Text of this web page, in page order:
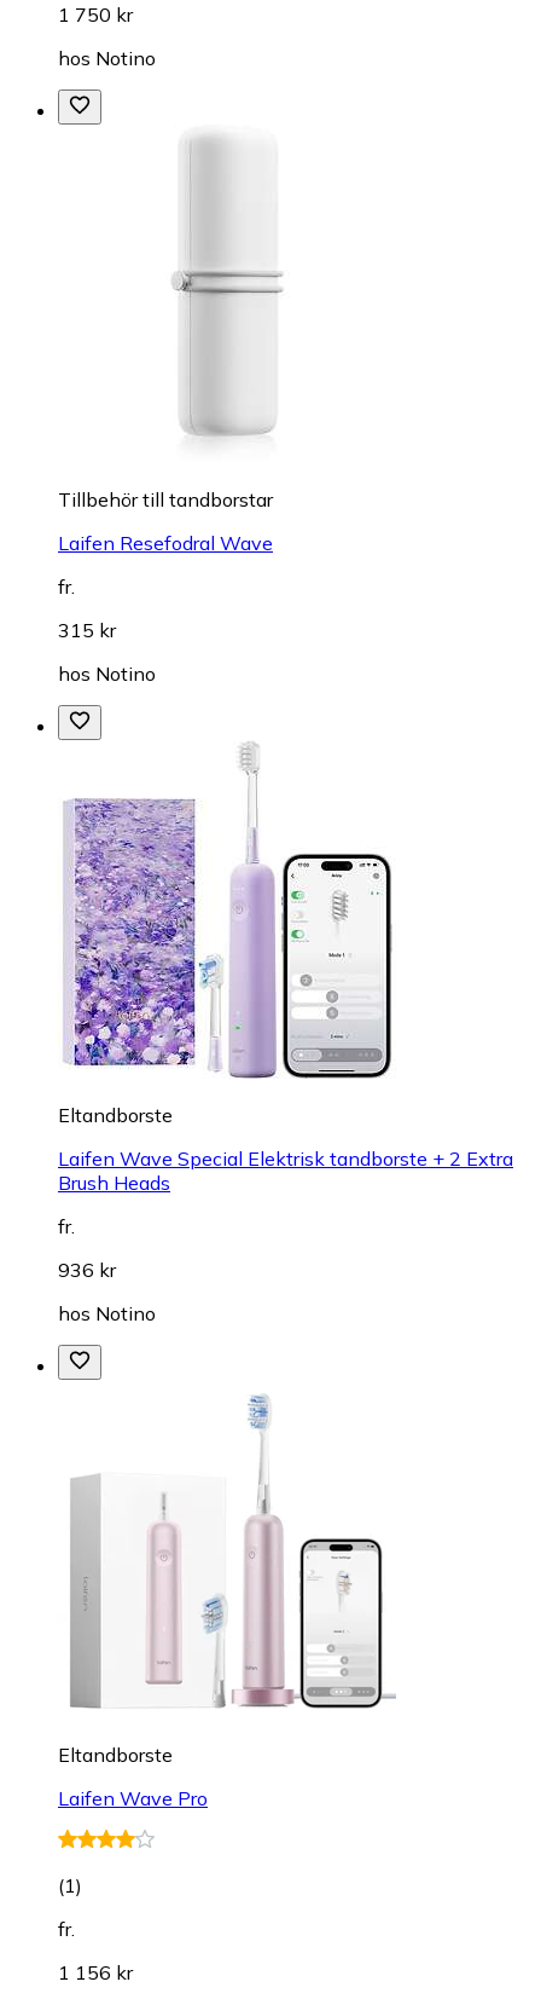
1 750 kr
hos Notino
Tillbehör till tandborstar
Laifen Resefodral Wave
fr.
315 kr
hos Notino
Eltandborste
Laifen Wave Special Elektrisk tandborste + 2 Extra
Brush Heads
fr.
936 kr
hos Notino
Eltandborste
Laifen Wave Pro
(1)
fr.
1 156 kr